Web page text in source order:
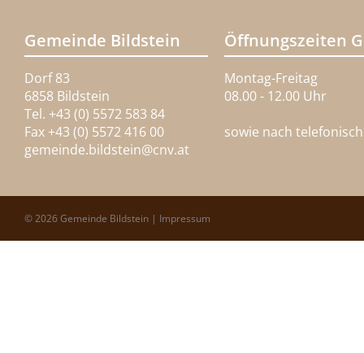
Gemeinde Bildstein
Dorf 83
6858 Bildstein
Tel. +43 (0) 5572 583 84
Fax +43 (0) 5572 416 00
gemeinde.bildstein@cnv.at
Öffnungszeiten
Montag-Freitag
08.00 - 12.00 Uhr
sowie nach
© 2026 Gemeinde Bildstein | Impressum